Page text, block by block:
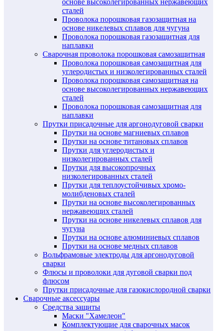
сталей
Проволока порошковая газозащитная на
основе никелевых сплавов для чугуна
Проволока порошковая газозащитная для
наплавки
Сварочная проволока порошковая самозащитная
Проволока порошковая самозащитная для
углеродистых и низколегированных сталей
Проволока порошковая самозащитная на
основе высоколегированных нержавеющих
сталей
Проволока порошковая самозащитная для
наплавки
Прутки присадочные для аргонодуговой сварки
Прутки на основе магниевых сплавов
Прутки на основе титановых сплавов
Прутки для углеродистых и
низколегированных сталей
Прутки для высокопрочных
низколегированных сталей
Прутки для теплоустойчивых хромо-
молибденовых сталей
Прутки на основе высоколегированных
нержавеющих сталей
Прутки на основе никелевых сплавов для
чугуна
Прутки на основе алюминиевых сплавов
Прутки на основе медных сплавов
Вольфрамовые электроды для аргонодуговой
сварки
Флюсы и проволоки для дуговой сварки под
флюсом
Прутки присадочные для газокислородной сварки
Сварочные аксессуары
Средства защиты
Маски "Хамелеон"
Комплектующие для сварочных масок